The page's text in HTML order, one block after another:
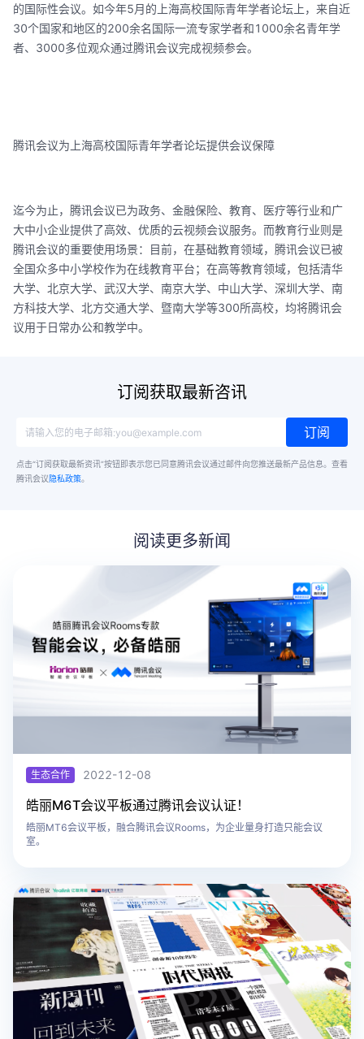
的国际性会议。如今年5月的上海高校国际青年学者论坛上，来自近
30个国家和地区的200余名国际一流专家学者和1000余名青年学
者、3000多位观众通过腾讯会议完成视频参会。
腾讯会议为上海高校国际青年学者论坛提供会议保障
迄今为止，腾讯会议已为政务、金融保险、教育、医疗等行业和广
大中小企业提供了高效、优质的云视频会议服务。而教育行业则是
腾讯会议的重要使用场景：目前，在基础教育领域，腾讯会议已被
全国众多中小学校作为在线教育平台；在高等教育领域，包括清华
大学、北京大学、武汉大学、南京大学、中山大学、深圳大学、南
方科技大学、北方交通大学、暨南大学等300所高校，均将腾讯会
议用于日常办公和教学中。
订阅获取最新咨讯
订阅
点击“订阅获取最新资讯”按钮即表示您已同意腾讯会议通过邮件向您推送最新产品信息。 查看
腾讯会议隐私政策。
阅读更多新闻
生态合作 2022-12-08
​皓丽M6T会议平板通过腾讯会议认证！
皓丽MT6会议平板，融合腾讯会议Rooms，为企业量身打造只能会议
室。